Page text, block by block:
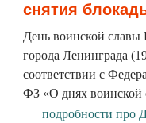
снятия
День воинской славы
города Ленинграда
соответствии с
ФЗ «О днях воинской
подробности про